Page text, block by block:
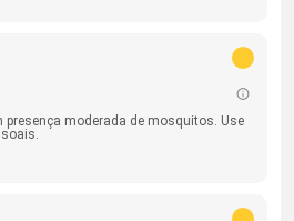
presença moderada de mosquitos. Use